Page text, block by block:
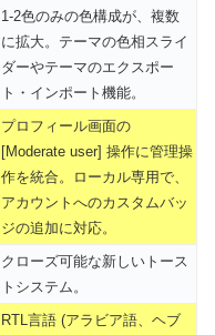
1-2色のみの色構成が、複数
に拡大。テーマの色相スライ
ダーやテーマのエクスポー
ト・インポート機能。
プロフィール画面の
[Moderate user] 操作に管理操
作を統合。ローカル専用で、
アカウントへのカスタムバッ
ジの追加に対応。
クローズ可能な新しいトース
トシステム。
RTL言語 (アラビア語、ヘブ